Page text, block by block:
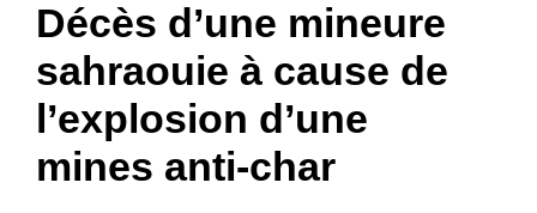
Décès d’une mineure
sahraouie à cause de
l’explosion d’une
mines anti-char